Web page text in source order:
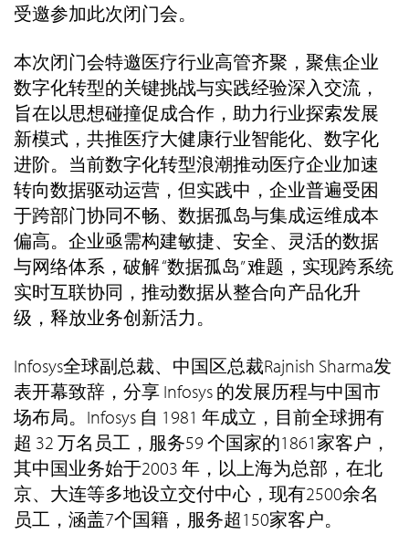
受邀参加此次闭门会。
本次闭门会特邀医疗行业高管齐聚，聚焦企业
数字化转型的关键挑战与实践经验深入交流，
旨在以思想碰撞促成合作，助力行业探索发展
新模式，共推医疗大健康行业智能化、数字化
进阶。当前数字化转型浪潮推动医疗企业加速
转向数据驱动运营，但实践中，企业普遍受困
于跨部门协同不畅、数据孤岛与集成运维成本
偏高。企业亟需构建敏捷、安全、灵活的数据
与网络体系，破解 “数据孤岛” 难题，实现跨系统
实时互联协同，推动数据从整合向产品化升
级，释放业务创新活力。
Infosys全球副总裁、中国区总裁Rajnish Sharma发
表开幕致辞，分享 Infosys 的发展历程与中国市
场布局。Infosys 自 1981 年成立，目前全球拥有
超 32 万名员工，服务59 个国家的1861家客户，
其中国业务始于2003 年，以上海为总部，在北
京、大连等多地设立交付中心，现有2500余名
员工，涵盖7个国籍，服务超150家客户。